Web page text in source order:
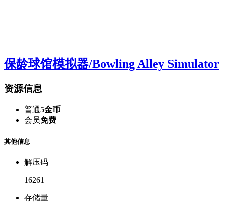
保龄球馆模拟器/Bowling Alley Simulator
资源信息
普通5金币
会员免费
其他信息
解压码
16261
存储量